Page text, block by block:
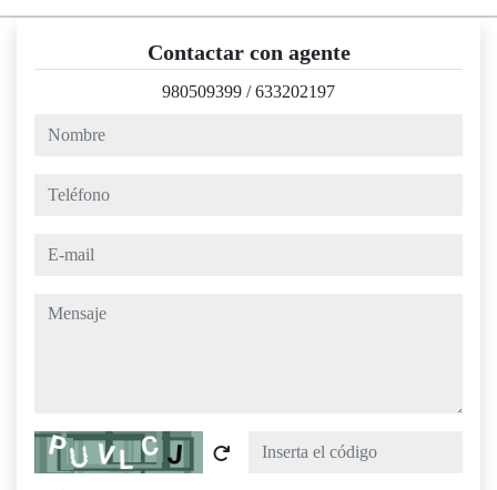
Contactar con agente
980509399 /633202197
nombre
teléfono
e-mail
mensaje
Captcha